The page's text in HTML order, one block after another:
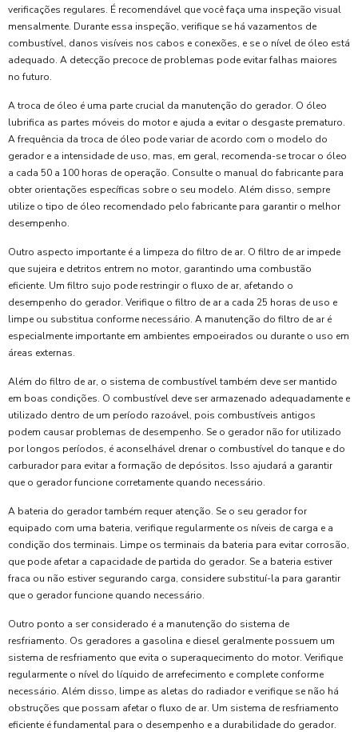
verificações regulares. É recomendável que você faça uma inspeção visual
mensalmente. Durante essa inspeção, verifique se há vazamentos de
combustível, danos visíveis nos cabos e conexões, e se o nível de óleo está
adequado. A detecção precoce de problemas pode evitar falhas maiores
no futuro.
A troca de óleo é uma parte crucial da manutenção do gerador. O óleo
lubrifica as partes móveis do motor e ajuda a evitar o desgaste prematuro.
A frequência da troca de óleo pode variar de acordo com o modelo do
gerador e a intensidade de uso, mas, em geral, recomenda-se trocar o óleo
a cada 50 a 100 horas de operação. Consulte o manual do fabricante para
obter orientações específicas sobre o seu modelo. Além disso, sempre
utilize o tipo de óleo recomendado pelo fabricante para garantir o melhor
desempenho.
Outro aspecto importante é a limpeza do filtro de ar. O filtro de ar impede
que sujeira e detritos entrem no motor, garantindo uma combustão
eficiente. Um filtro sujo pode restringir o fluxo de ar, afetando o
desempenho do gerador. Verifique o filtro de ar a cada 25 horas de uso e
limpe ou substitua conforme necessário. A manutenção do filtro de ar é
especialmente importante em ambientes empoeirados ou durante o uso em
áreas externas.
Além do filtro de ar, o sistema de combustível também deve ser mantido
em boas condições. O combustível deve ser armazenado adequadamente e
utilizado dentro de um período razoável, pois combustíveis antigos
podem causar problemas de desempenho. Se o gerador não for utilizado
por longos períodos, é aconselhável drenar o combustível do tanque e do
carburador para evitar a formação de depósitos. Isso ajudará a garantir
que o gerador funcione corretamente quando necessário.
A bateria do gerador também requer atenção. Se o seu gerador for
equipado com uma bateria, verifique regularmente os níveis de carga e a
condição dos terminais. Limpe os terminais da bateria para evitar corrosão,
que pode afetar a capacidade de partida do gerador. Se a bateria estiver
fraca ou não estiver segurando carga, considere substituí-la para garantir
que o gerador funcione quando necessário.
Outro ponto a ser considerado é a manutenção do sistema de
resfriamento. Os geradores a gasolina e diesel geralmente possuem um
sistema de resfriamento que evita o superaquecimento do motor. Verifique
regularmente o nível do líquido de arrefecimento e complete conforme
necessário. Além disso, limpe as aletas do radiador e verifique se não há
obstruções que possam afetar o fluxo de ar. Um sistema de resfriamento
eficiente é fundamental para o desempenho e a durabilidade do gerador.